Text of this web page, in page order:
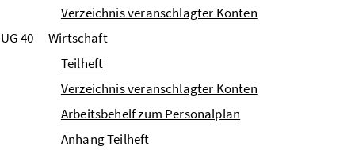
Verzeichnis veranschlagter Konten
UG 40
Wirtschaft
Teilheft
Verzeichnis veranschlagter Konten
Arbeitsbehelf zum Personalplan
Anhang Teilheft